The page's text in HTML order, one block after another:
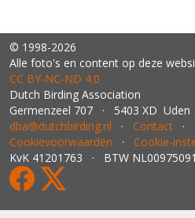
© 1998-2026
Alle foto's en content op deze
CC BY‑NC‑ND 4.0
Dutch Birding Association
Germenzeel 707 · 5403 XD Uden
dba@dutchbirding.nl · Contact ·
Cookievoorwaarden · Cookie-
KvK 41201763 · BTW